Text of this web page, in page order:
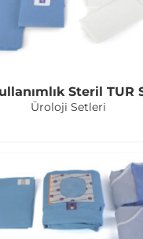
Steril TUR
Üroloji Setleri